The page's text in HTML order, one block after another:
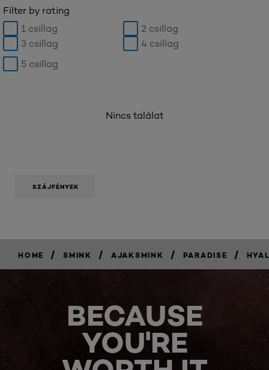
Filter by rating
1 csillag
2 csillag
3 csillag
4 csillag
5 csillag
Nincs találat
SZÁJFÉNYEK
HOME / SMINK / AJAKSMINK / PARADISE /
BECAUSE
YOU'RE